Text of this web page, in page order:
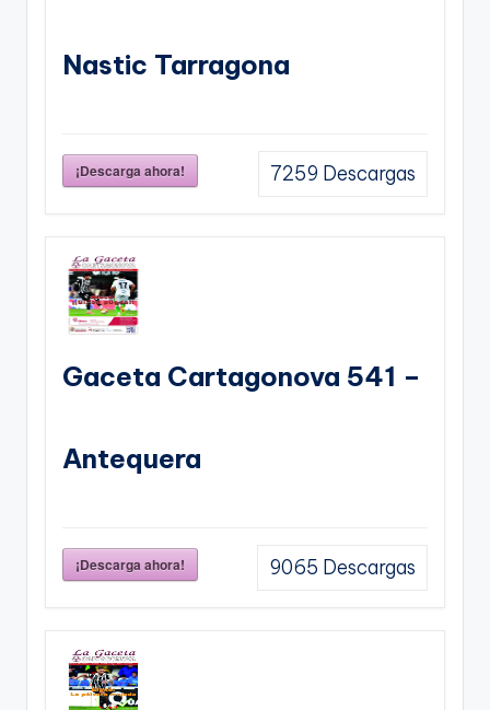
Nastic Tarragona
¡Descarga ahora! 7259 Descargas
Gaceta Cartagonova 541 –
Antequera
¡Descarga ahora! 9065 Descargas